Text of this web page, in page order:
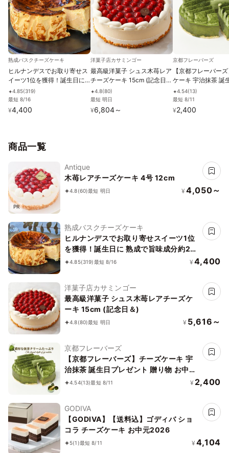
熟成バスクチーズケーキ
ヒルナンデスでお取り寄せス
イーツ1位を獲得！誕生日に
熟成で旨味成分約2倍！グル
テンフリーの「熟成バスクチ
ーズケーキ」 誕生日プレゼン
✦4.85(319)
最短 8/16
¥4,400
洋菓子店カサミンゴー
最高級洋菓子 シュス木苺レア
チーズケーキ 15cm (記念日
＆)
✦4.8(80)
最短 明日
¥6,804～
京都フレーバーズ
【京都フレーバー
ケーキ 宇治抹茶 誕
✦4.54(13)
最短 8/11
¥2,400
商品一覧
PR
Antique
木苺レアチーズケーキ 4号 12cm
4.8(60)最短 明日 ¥ 4,050～
熟成バスクチーズケーキ
ヒルナンデスでお取り寄せスイーツ1位
を獲得！誕生日に 熟成で旨味成分約2
倍！グルテンフリーの「熟成バスクチー
4.85(319)最短 8/16 ¥ 4,400
洋菓子店カサミンゴー
最高級洋菓子 シュス木苺レアチーズケ
ーキ 15cm (記念日＆)
4.8(80)最短 明日 ¥ 5,616～
京都フレーバーズ
【京都フレーバーズ】チーズケーキ 宇
治抹茶 誕生日プレゼント 贈り物 お中元
2026
4.54(13)最短 8/11 ¥ 2,400
GODIVA
【GODIVA】【送料込】ゴディバ ショ
コラ チーズケーキ お中元2026
5(1)最短 8/11 ¥ 4,104